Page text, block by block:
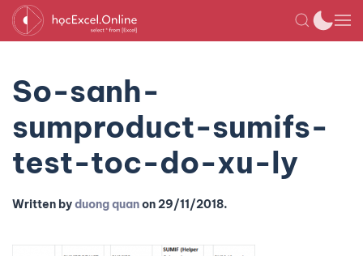
So-sanh-
sumproduct-sumifs-
test-toc-do-xu-ly
Written byduong quanon29/11/2018.